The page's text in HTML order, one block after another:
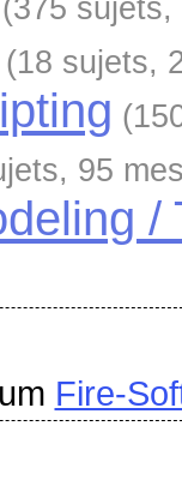
(375
(18 sujets,
95
/
Fire-